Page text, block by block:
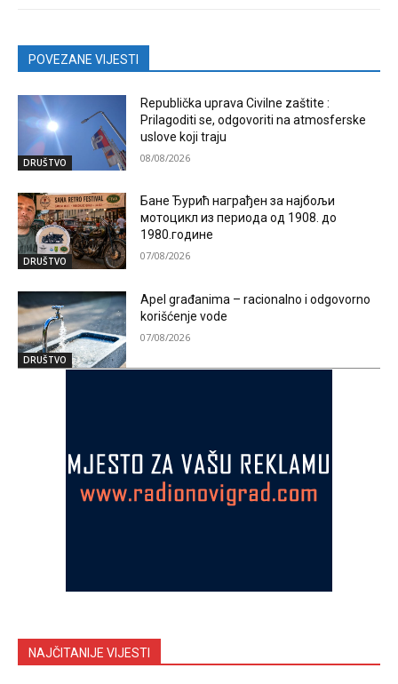
POVEZANE VIJESTI
DRUŠTVO
Republička uprava Civilne zaštite :
Prilagoditi se, odgovoriti na atmosferske
uslove koji traju
08/08/2026
DRUŠTVO
Бане Ђурић награђен за најбољи
мотоцикл из периода од 1908. до
1980.године
07/08/2026
DRUŠTVO
Apel građanima – racionalno i odgovorno
korišćenje vode
07/08/2026
NAJČITANIJE VIJESTI